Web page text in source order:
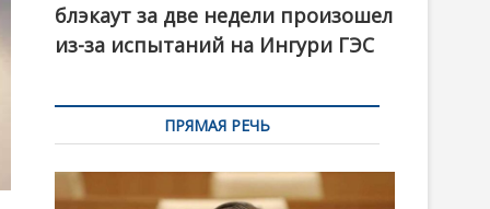
блэкаут за две недели произошел
из-за испытаний на Ингури ГЭС
ПРЯМАЯ РЕЧЬ